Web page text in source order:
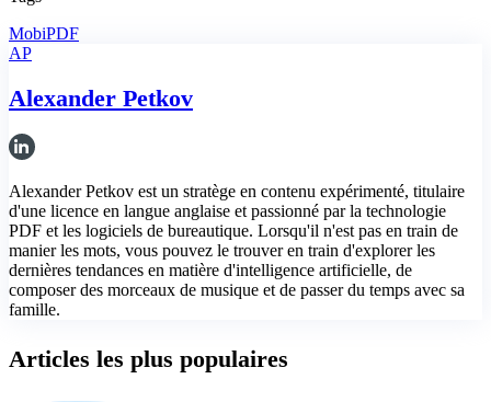
MobiPDF
AP
Alexander Petkov
Alexander Petkov est un stratège en contenu expérimenté, titulaire
d'une licence en langue anglaise et passionné par la technologie
PDF et les logiciels de bureautique. Lorsqu'il n'est pas en train de
manier les mots, vous pouvez le trouver en train d'explorer les
dernières tendances en matière d'intelligence artificielle, de
composer des morceaux de musique et de passer du temps avec sa
famille.
Articles les plus populaires